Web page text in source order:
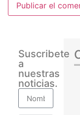
Suscribete
a
nuestras
noticias.